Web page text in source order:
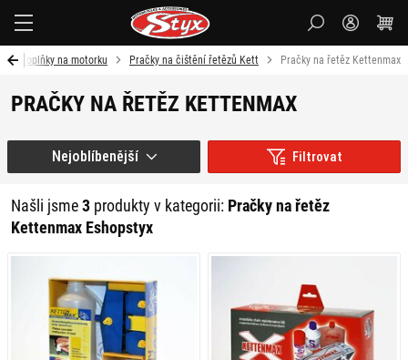
Doplňky na motorku Pračky na čištění řetězů Kett Pračky na řetěz Kettenmax
PRAČKY NA ŘETĚZ KETTENMAX
Filtrovat
Našli jsme3 produkty v kategorii: Pračky na řetěz
Kettenmax Eshopstyx
Nejoblíbenější